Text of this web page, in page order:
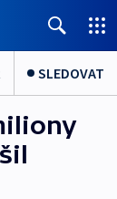
SLEDOVAT